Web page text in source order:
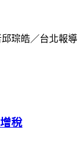
邱琮皓／台北報導
稅